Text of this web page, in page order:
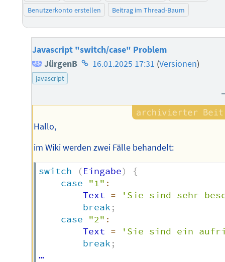
Benutzerkonto erstellen
Beitrag im Thread-Baum
Javascript "switch/case" Problem
JürgenB Homepage
16.01.2025 17:31 (Versionen)
javascript
Hallo,
im Wiki werden zwei Fälle behandelt:
switch (Eingabe)
{
case
"1" :
        Text
=
'Sie sind sehr
break ;
case
"2" :
        Text
=
'Sie sind ein
break ;
…